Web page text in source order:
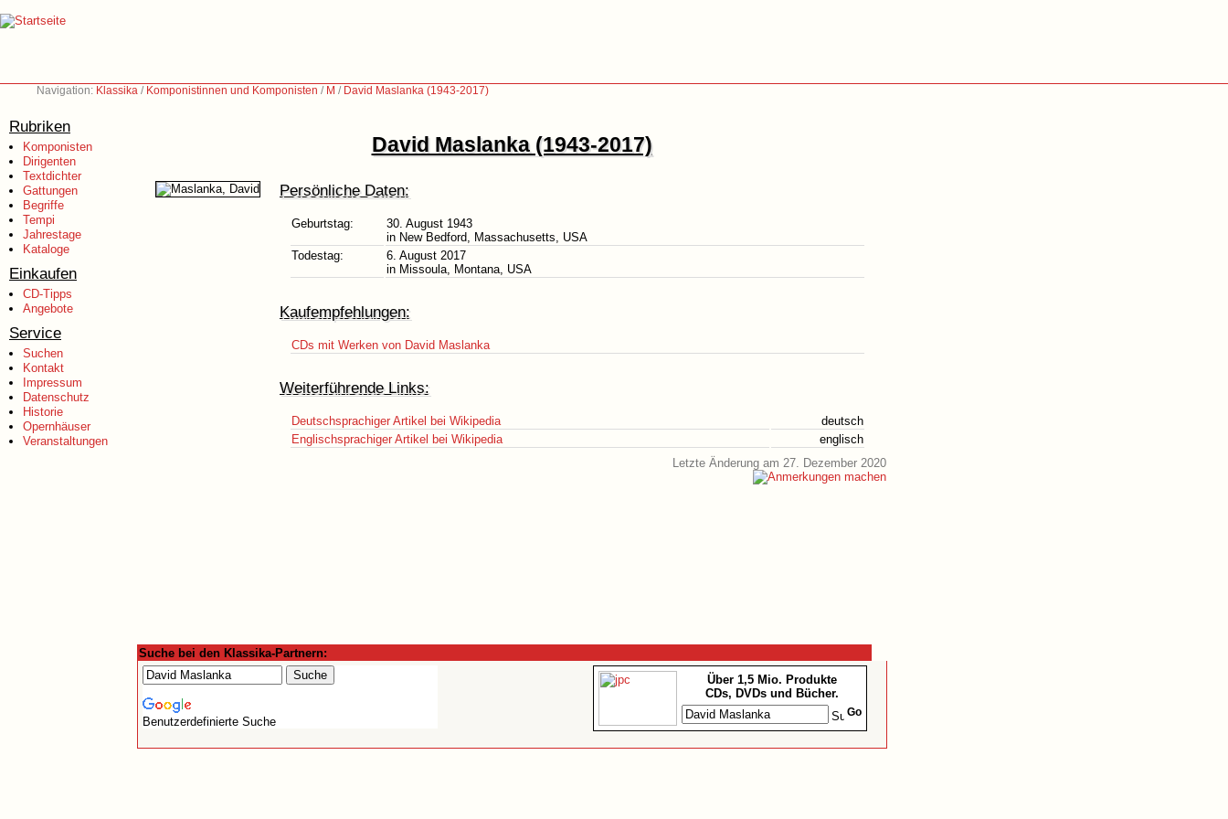
Navigation: Klassika / Komponistinnen und Komponisten / M / David Maslanka (1943-2017)
Rubriken
Komponisten
Dirigenten
Textdichter
Gattungen
Begriffe
Tempi
Jahrestage
Kataloge
Einkaufen
CD-Tipps
Angebote
Service
Suchen
Kontakt
Impressum
Datenschutz
Historie
Opernhäuser
Veranstaltungen
David Maslanka (1943-2017)
Persönliche Daten:
Geburtstag:
30. August 1943
in New Bedford, Massachusetts, USA
Todestag:
6. August 2017
in Missoula, Montana, USA
Kaufempfehlungen:
CDs mit Werken von David Maslanka
Weiterführende Links:
Deutschsprachiger Artikel bei Wikipedia
deutsch
Englischsprachiger Artikel bei Wikipedia
englisch
Letzte Änderung am 27. Dezember 2020
Suche bei den Klassika-Partnern:
Benutzerdefinierte Suche
Über 1,5 Mio. Produkte
CDs, DVDs und Bücher.
Go